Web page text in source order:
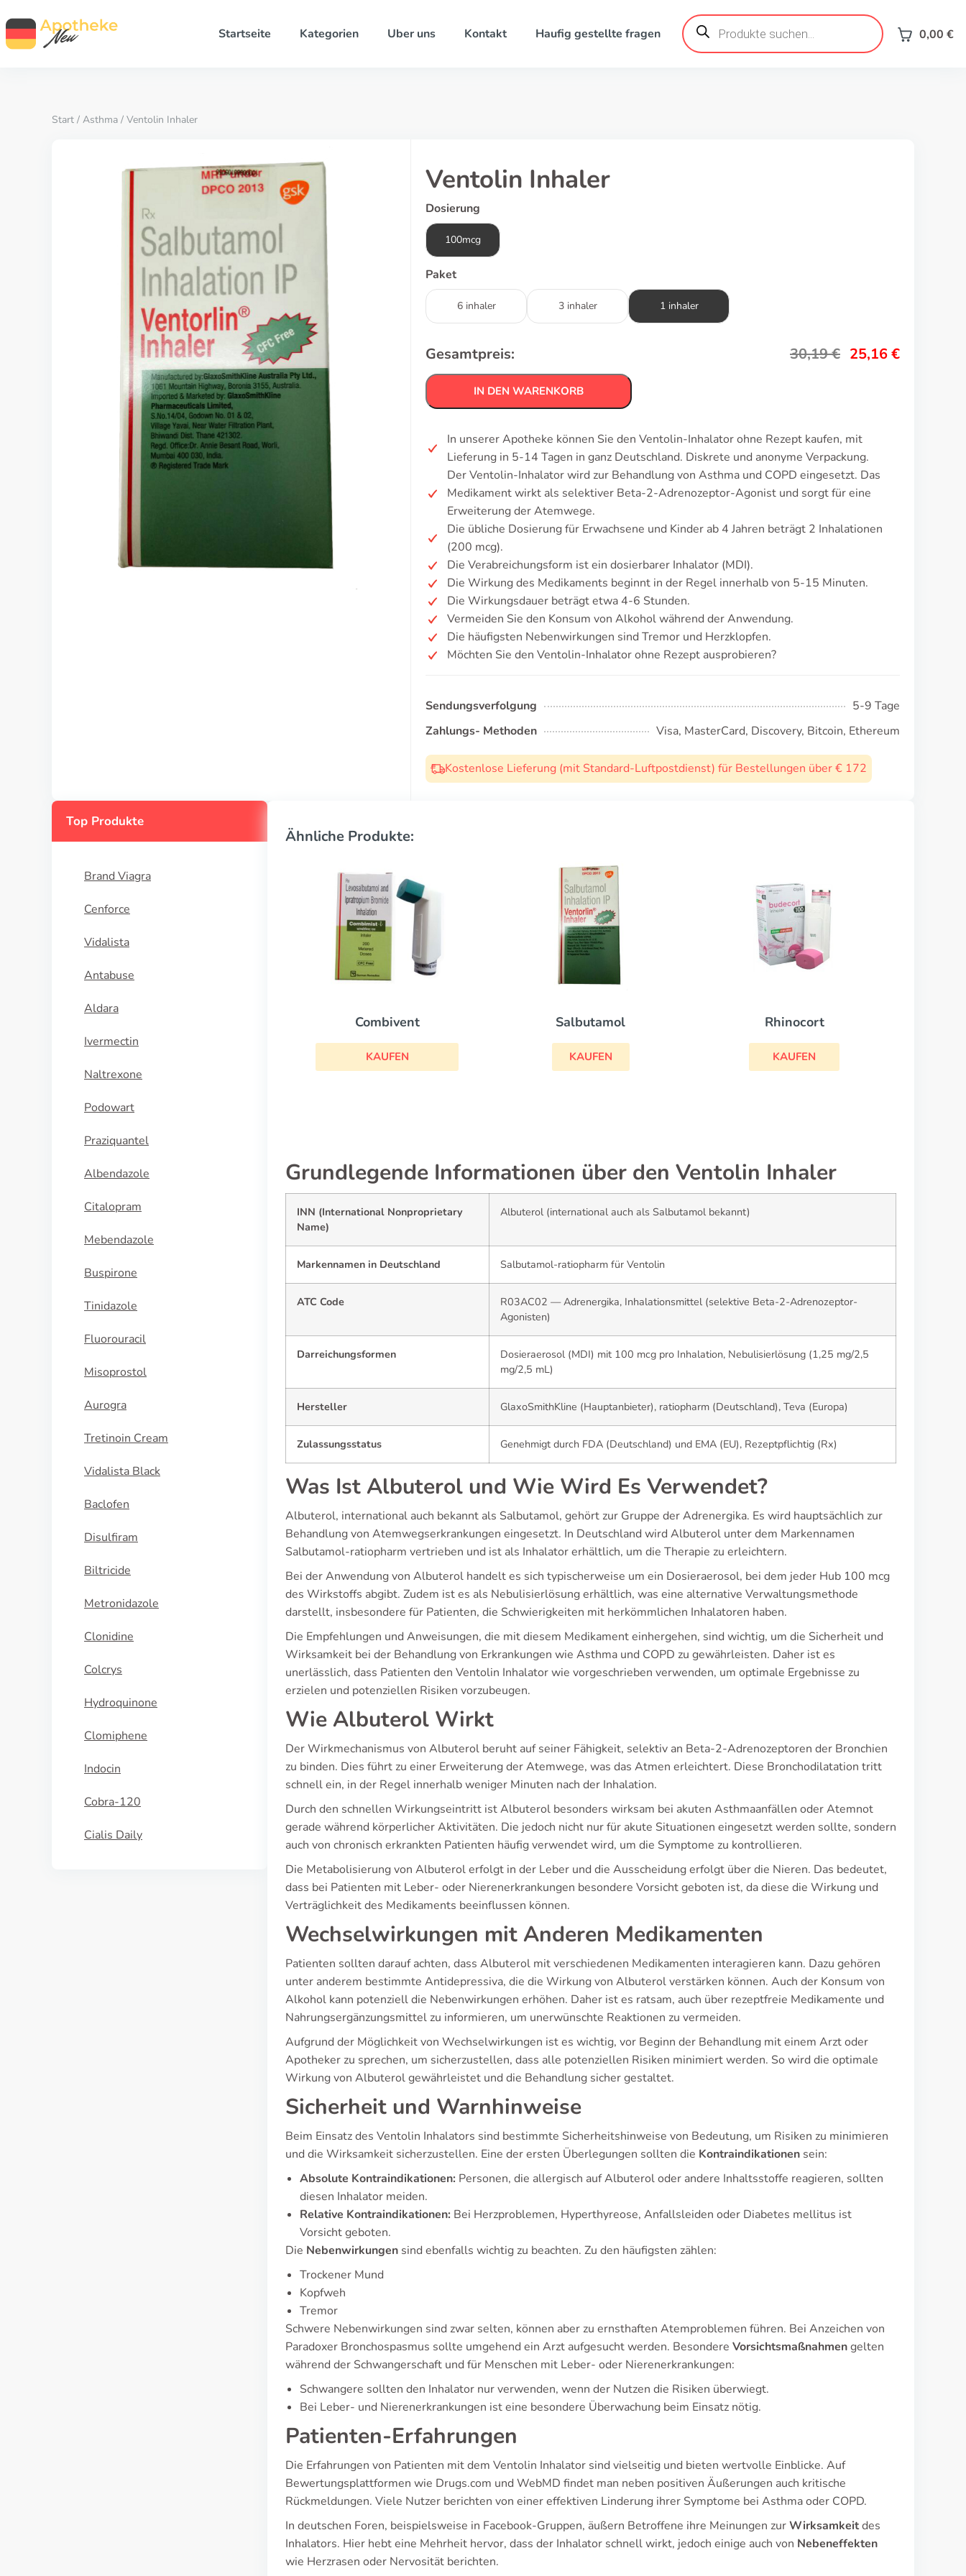
Startseite Kategorien Uber uns Kontakt Haufig gestellte fragen
Products
search 0,00 €
Start / Asthma / Ventolin Inhaler
Ventolin Inhaler
Dosierung
100mcg
Paket
6 inhaler 3 inhaler 1 inhaler
Gesamtpreis: 30,19€ 25,16€
IN DEN WARENKORB
In unserer Apotheke können Sie den Ventolin-Inhalator ohne Rezept kaufen, mit
Lieferung in 5-14 Tagen in ganz Deutschland. Diskrete und anonyme Verpackung.
Der Ventolin-Inhalator wird zur Behandlung von Asthma und COPD eingesetzt. Das
Medikament wirkt als selektiver Beta-2-Adrenozeptor-Agonist und sorgt für eine
Erweiterung der Atemwege.
Die übliche Dosierung für Erwachsene und Kinder ab 4 Jahren beträgt 2 Inhalationen
(200 mcg).
Die Verabreichungsform ist ein dosierbarer Inhalator (MDI).
Die Wirkung des Medikaments beginnt in der Regel innerhalb von 5-15 Minuten.
Die Wirkungsdauer beträgt etwa 4-6 Stunden.
Vermeiden Sie den Konsum von Alkohol während der Anwendung.
Die häufigsten Nebenwirkungen sind Tremor und Herzklopfen.
Möchten Sie den Ventolin-Inhalator ohne Rezept ausprobieren?
Sendungsverfolgung
5-9 Tage
Zahlungs- Methoden
Visa, MasterCard, Discovery, Bitcoin, Ethereum
Kostenlose Lieferung (mit Standard-Luftpostdienst) für Bestellungen über € 172
Top Produkte
Brand Viagra
Cenforce
Vidalista
Antabuse
Aldara
Ivermectin
Naltrexone
Podowart
Praziquantel
Albendazole
Citalopram
Mebendazole
Buspirone
Tinidazole
Fluorouracil
Misoprostol
Aurogra
Tretinoin Cream
Vidalista Black
Baclofen
Disulfiram
Biltricide
Metronidazole
Clonidine
Colcrys
Hydroquinone
Clomiphene
Indocin
Cobra-120
Cialis Daily
Ähnliche Produkte:
Combivent
KAUFEN
Salbutamol
KAUFEN
Rhinocort
KAUFEN
Grundlegende Informationen über den Ventolin Inhaler
INN (International Nonproprietary
Name)
Albuterol (international auch als Salbutamol bekannt)
Markennamen in Deutschland Salbutamol-ratiopharm für Ventolin
ATC Code
R03AC02 — Adrenergika, Inhalationsmittel (selektive Beta-2-Adrenozeptor-
Agonisten)
Darreichungsformen
Dosieraerosol (MDI) mit 100 mcg pro Inhalation, Nebulisierlösung (1,25 mg/2,5
mg/2,5 mL)
Hersteller GlaxoSmithKline (Hauptanbieter), ratiopharm (Deutschland), Teva (Europa)
Zulassungsstatus Genehmigt durch FDA (Deutschland) und EMA (EU), Rezeptpflichtig (Rx)
Was Ist Albuterol und Wie Wird Es Verwendet?
Albuterol, international auch bekannt als Salbutamol, gehört zur Gruppe der Adrenergika. Es wird hauptsächlich zur
Behandlung von Atemwegserkrankungen eingesetzt. In Deutschland wird Albuterol unter dem Markennamen
Salbutamol-ratiopharm vertrieben und ist als Inhalator erhältlich, um die Therapie zu erleichtern.
Bei der Anwendung von Albuterol handelt es sich typischerweise um ein Dosieraerosol, bei dem jeder Hub 100 mcg
des Wirkstoffs abgibt. Zudem ist es als Nebulisierlösung erhältlich, was eine alternative Verwaltungsmethode
darstellt, insbesondere für Patienten, die Schwierigkeiten mit herkömmlichen Inhalatoren haben.
Die Empfehlungen und Anweisungen, die mit diesem Medikament einhergehen, sind wichtig, um die Sicherheit und
Wirksamkeit bei der Behandlung von Erkrankungen wie Asthma und COPD zu gewährleisten. Daher ist es
unerlässlich, dass Patienten den Ventolin Inhalator wie vorgeschrieben verwenden, um optimale Ergebnisse zu
erzielen und potenziellen Risiken vorzubeugen.
Wie Albuterol Wirkt
Der Wirkmechanismus von Albuterol beruht auf seiner Fähigkeit, selektiv an Beta-2-Adrenozeptoren der Bronchien
zu binden. Dies führt zu einer Erweiterung der Atemwege, was das Atmen erleichtert. Diese Bronchodilatation tritt
schnell ein, in der Regel innerhalb weniger Minuten nach der Inhalation.
Durch den schnellen Wirkungseintritt ist Albuterol besonders wirksam bei akuten Asthmaanfällen oder Atemnot
gerade während körperlicher Aktivitäten. Die jedoch nicht nur für akute Situationen eingesetzt werden sollte, sondern
auch von chronisch erkrankten Patienten häufig verwendet wird, um die Symptome zu kontrollieren.
Die Metabolisierung von Albuterol erfolgt in der Leber und die Ausscheidung erfolgt über die Nieren. Das bedeutet,
dass bei Patienten mit Leber- oder Nierenerkrankungen besondere Vorsicht geboten ist, da diese die Wirkung und
Verträglichkeit des Medikaments beeinflussen können.
Wechselwirkungen mit Anderen Medikamenten
Patienten sollten darauf achten, dass Albuterol mit verschiedenen Medikamenten interagieren kann. Dazu gehören
unter anderem bestimmte Antidepressiva, die die Wirkung von Albuterol verstärken können. Auch der Konsum von
Alkohol kann potenziell die Nebenwirkungen erhöhen. Daher ist es ratsam, auch über rezeptfreie Medikamente und
Nahrungsergänzungsmittel zu informieren, um unerwünschte Reaktionen zu vermeiden.
Aufgrund der Möglichkeit von Wechselwirkungen ist es wichtig, vor Beginn der Behandlung mit einem Arzt oder
Apotheker zu sprechen, um sicherzustellen, dass alle potenziellen Risiken minimiert werden. So wird die optimale
Wirkung von Albuterol gewährleistet und die Behandlung sicher gestaltet.
Sicherheit und Warnhinweise
Beim Einsatz des Ventolin Inhalators sind bestimmte Sicherheitshinweise von Bedeutung, um Risiken zu minimieren
und die Wirksamkeit sicherzustellen. Eine der ersten Überlegungen sollten die Kontraindikationen sein:
Absolute Kontraindikationen: Personen, die allergisch auf Albuterol oder andere Inhaltsstoffe reagieren, sollten
diesen Inhalator meiden.
Relative Kontraindikationen: Bei Herzproblemen, Hyperthyreose, Anfallsleiden oder Diabetes mellitus ist
Vorsicht geboten.
Die Nebenwirkungen sind ebenfalls wichtig zu beachten. Zu den häufigsten zählen:
Trockener Mund
Kopfweh
Tremor
Schwere Nebenwirkungen sind zwar selten, können aber zu ernsthaften Atemproblemen führen. Bei Anzeichen von
Paradoxer Bronchospasmus sollte umgehend ein Arzt aufgesucht werden. Besondere Vorsichtsmaßnahmengelten
während der Schwangerschaft und für Menschen mit Leber- oder Nierenerkrankungen:
Schwangere sollten den Inhalator nur verwenden, wenn der Nutzen die Risiken überwiegt.
Bei Leber- und Nierenerkrankungen ist eine besondere Überwachung beim Einsatz nötig.
Patienten-Erfahrungen
Die Erfahrungen von Patienten mit dem Ventolin Inhalator sind vielseitig und bieten wertvolle Einblicke. Auf
Bewertungsplattformen wie Drugs.com und WebMD findet man neben positiven Äußerungen auch kritische
Rückmeldungen. Viele Nutzer berichten von einer effektiven Linderung ihrer Symptome bei Asthma oder COPD.
In deutschen Foren, beispielsweise in Facebook-Gruppen, äußern Betroffene ihre Meinungen zurWirksamkeitdes
Inhalators. Hier hebt eine Mehrheit hervor, dass der Inhalator schnell wirkt, jedoch einige auch von Nebeneffekten
wie Herzrasen oder Nervosität berichten.